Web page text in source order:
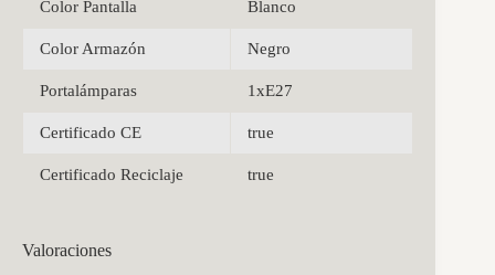
Color Pantalla Blanco
Color Armazón Negro
Portalámparas 1xE27
Certificado CE true
Certificado Reciclaje true
Valoraciones